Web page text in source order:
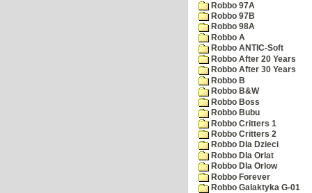
Robbo 97A
Robbo 97B
Robbo 98A
Robbo A
Robbo ANTIC-Soft
Robbo After 20 Years
Robbo After 30 Years
Robbo B
Robbo B&W
Robbo Boss
Robbo Bubu
Robbo Critters 1
Robbo Critters 2
Robbo Dla Dzieci
Robbo Dla Orlat
Robbo Dla Orlow
Robbo Forever
Robbo Galaktyka G-01